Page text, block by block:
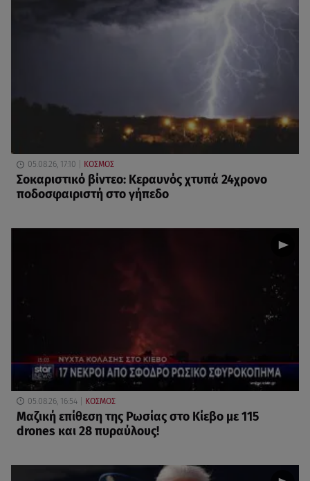
05.08.26, 17:10 ΚΟΣΜΟΣ
Σοκαριστικό βίντεο: Κεραυνός χτυπά 24χρονο
ποδοσφαιριστή στο γήπεδο
05.08.26, 16:54 ΚΟΣΜΟΣ
Μαζική επίθεση της Ρωσίας στο Κίεβο με 115
drones και 28 πυραύλους!